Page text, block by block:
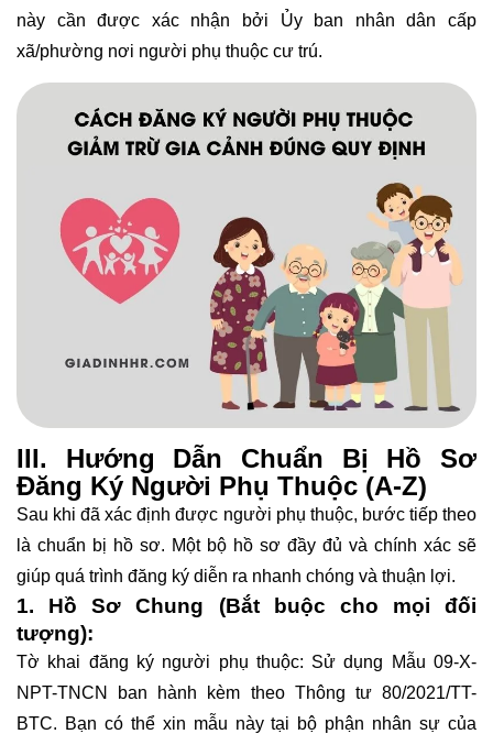
này cần được xác nhận bởi Ủy ban nhân dân cấp
xã/phường nơi người phụ thuộc cư trú.
III. Hướng Dẫn Chuẩn Bị Hồ Sơ
Đăng Ký Người Phụ Thuộc (A-Z)
Sau khi đã xác định được người phụ thuộc, bước tiếp theo
là chuẩn bị hồ sơ. Một bộ hồ sơ đầy đủ và chính xác sẽ
giúp quá trình đăng ký diễn ra nhanh chóng và thuận lợi.
1. Hồ Sơ Chung (Bắt buộc cho mọi đối
tượng):
Tờ khai đăng ký người phụ thuộc: Sử dụng Mẫu 09-X-
NPT-TNCN ban hành kèm theo Thông tư 80/2021/TT-
BTC. Bạn có thể xin mẫu này tại bộ phận nhân sự của